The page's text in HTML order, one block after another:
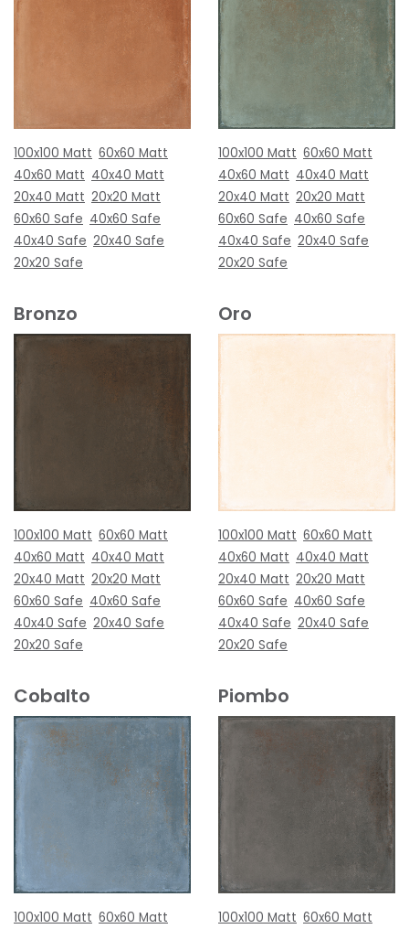
100x100 Matt 60x60 Matt
40x60 Matt 40x40 Matt
20x40 Matt 20x20 Matt
60x60 Safe 40x60 Safe
40x40 Safe 20x40 Safe
20x20 Safe
100x100 Matt 60x60 Matt
40x60 Matt 40x40 Matt
20x40 Matt 20x20 Matt
60x60 Safe 40x60 Safe
40x40 Safe 20x40 Safe
20x20 Safe
Bronzo
100x100 Matt 60x60 Matt
40x60 Matt 40x40 Matt
20x40 Matt 20x20 Matt
60x60 Safe 40x60 Safe
40x40 Safe 20x40 Safe
20x20 Safe
Oro
100x100 Matt 60x60 Matt
40x60 Matt 40x40 Matt
20x40 Matt 20x20 Matt
60x60 Safe 40x60 Safe
40x40 Safe 20x40 Safe
20x20 Safe
Cobalto
100x100 Matt 60x60 Matt
Piombo
100x100 Matt 60x60 Matt